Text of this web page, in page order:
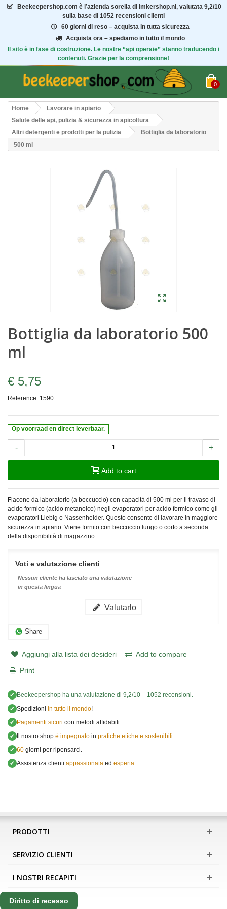
Beekeepershop.com è l’azienda sorella di Imkershop.nl, valutata 9,2/10
sulla base di 1052 recensioni clienti
60 giorni di reso – acquista in tutta sicurezza
Acquista ora – spediamo in tutto il mondo
Il sito è in fase di costruzione. Le nostre “api operaie” stanno traducendo i
contenuti. Grazie per la comprensione!
0
Home
Lavorare in apiario
Salute delle api, pulizia & sicurezza in apicoltura
Altri detergenti e prodotti per la pulizia
Bottiglia da laboratorio
500 ml
Bottiglia da laboratorio 500
ml
€ 5,75
Reference: 1590
Op voorraad en direct leverbaar.
- +
Add to cart
Flacone da laboratorio (a beccuccio) con capacità di 500 ml per il travaso di
acido formico (acido metanoico) negli evaporatori per acido formico come gli
evaporatori Liebig o Nassenheider. Questo consente di lavorare in maggiore
sicurezza in apiario. Viene fornito con beccuccio lungo o corto a seconda
della disponibilità di magazzino.
Voti e valutazione clienti
Nessun cliente ha lasciato una valutazione
in questa lingua
Valutarlo
Share
Aggiungi alla lista dei desideri
Add to compare
Print
✔ Beekeepershop ha una valutazione di 9,2/10 – 1052 recensioni.
✔ Spedizioni in tutto il mondo!
✔ Pagamenti sicuri con metodi affidabili.
✔ Il nostro shop è impegnato in pratiche etiche e sostenibili
✔ 60 giorni per ripensarci.
✔ Assistenza clienti appassionata ed esperta
PRODOTTI
SERVIZIO CLIENTI
I NOSTRI RECAPITI
Diritto di recesso